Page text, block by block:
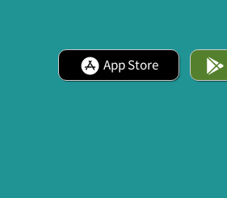
App Store